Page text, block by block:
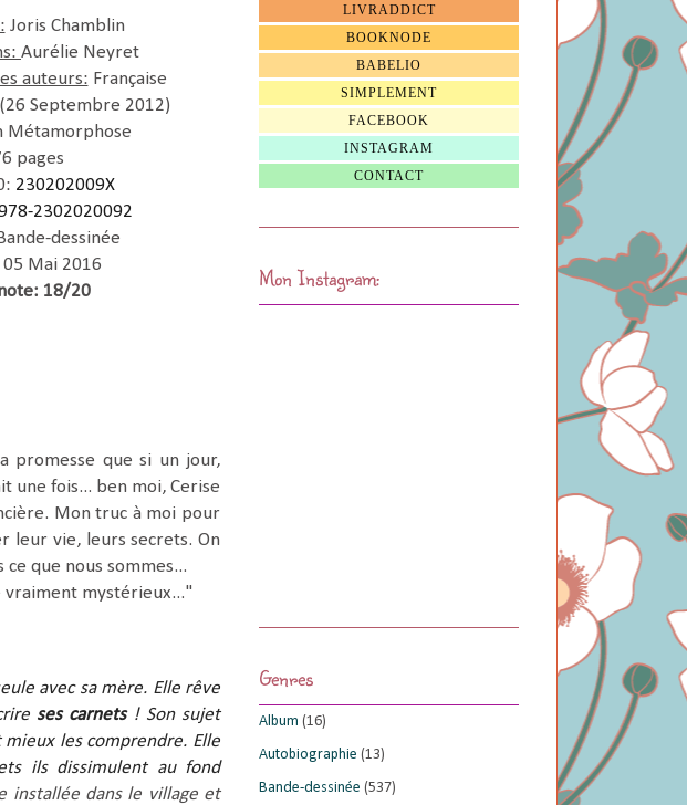
Joris Chamblin
Aurélie Neyret
auteurs: Française
Septembre 2012)
Métamorphose
pages
230202009X
2302020092
Bande-dessinée
05 Mai 2016
18/20
promesse que si un jour,
une fois... ben moi, Cerise
Mon truc à moi pour
leur vie, leurs secrets. On
que nous sommes...
vraiment mystérieux..."
avec sa mère. Elle rêve
ses carnets ! Son sujet
mieux les comprendre. Elle
ils dissimulent au fond
installée dans le village et
LIVRADDICT
BOOKNODE
BABELIO
SIMPLEMENT
FACEBOOK
INSTAGRAM
CONTACT
Mon Instagram:
Genres
Album (16)
Autobiographie (13)
Bande-dessinée (537)